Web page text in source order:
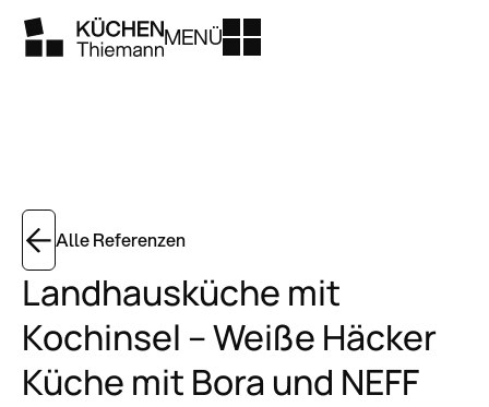
MENÜ
Alle Referenzen
Landhausküche mit
Kochinsel – Weiße Häcker
Küche mit Bora und NEFF